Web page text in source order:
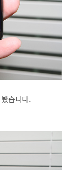
습니다.